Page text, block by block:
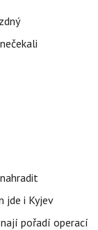
jde i Kyjev
pořadí operací